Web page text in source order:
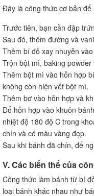
Đây là công thức cơ bản
Trước tiên, bạn cần đập
Sau đó, thêm đường và
Thêm bí đỏ xay nhuyễn
Trộn bột mì, baking
Thêm bột mì vào hỗn hợp
không còn hiện vết bột mì.
Thêm bơ vào hỗn hợp và
Đổ hỗn hợp vào khuôn
nhiệt độ 180 độ C trong
chín và có màu vàng đẹp.
Sau khi bánh đã chín, để
V. Các biến thể của
Công thức làm bánh từ bí
loại bánh khác nhau như